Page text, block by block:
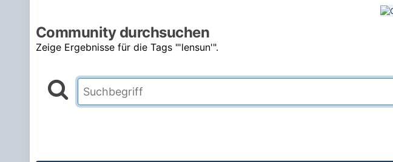
Community durchsuchen
Zeige Ergebnisse für die Tags "'lensun'".